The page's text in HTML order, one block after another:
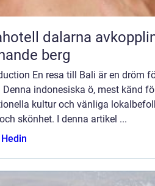
avkoppling med utsikt över
berg
En resa till Bali är en dröm
Denna indonesiska ö, mest känd
kultur och vänliga
skönhet. I denna artikel ...